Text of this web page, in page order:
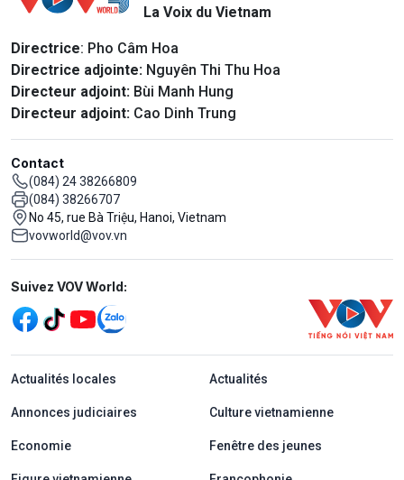
La Voix du Vietnam
Directrice: Pho Câm Hoa
Directrice adjointe: Nguyên Thi Thu Hoa
Directeur adjoint: Bùi Manh Hung
Directeur adjoint: Cao Dinh Trung
Contact
(084) 24 38266809
(084) 38266707
No 45, rue Bà Triệu, Hanoi, Vietnam
vovworld@vov.vn
Mạng xã hội
Suivez VOV World:
menu footer tiếng Pháp
Actualités locales Actualités
Annonces judiciaires Culture vietnamienne
Economie Fenêtre des jeunes